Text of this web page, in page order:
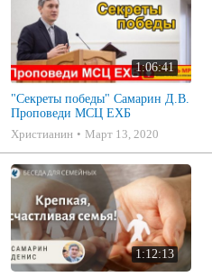
1:06:41
"Секреты победы" Самарин Д.В.
Проповеди МСЦ ЕХБ
Христианин
Март 13, 2020
1:12:13